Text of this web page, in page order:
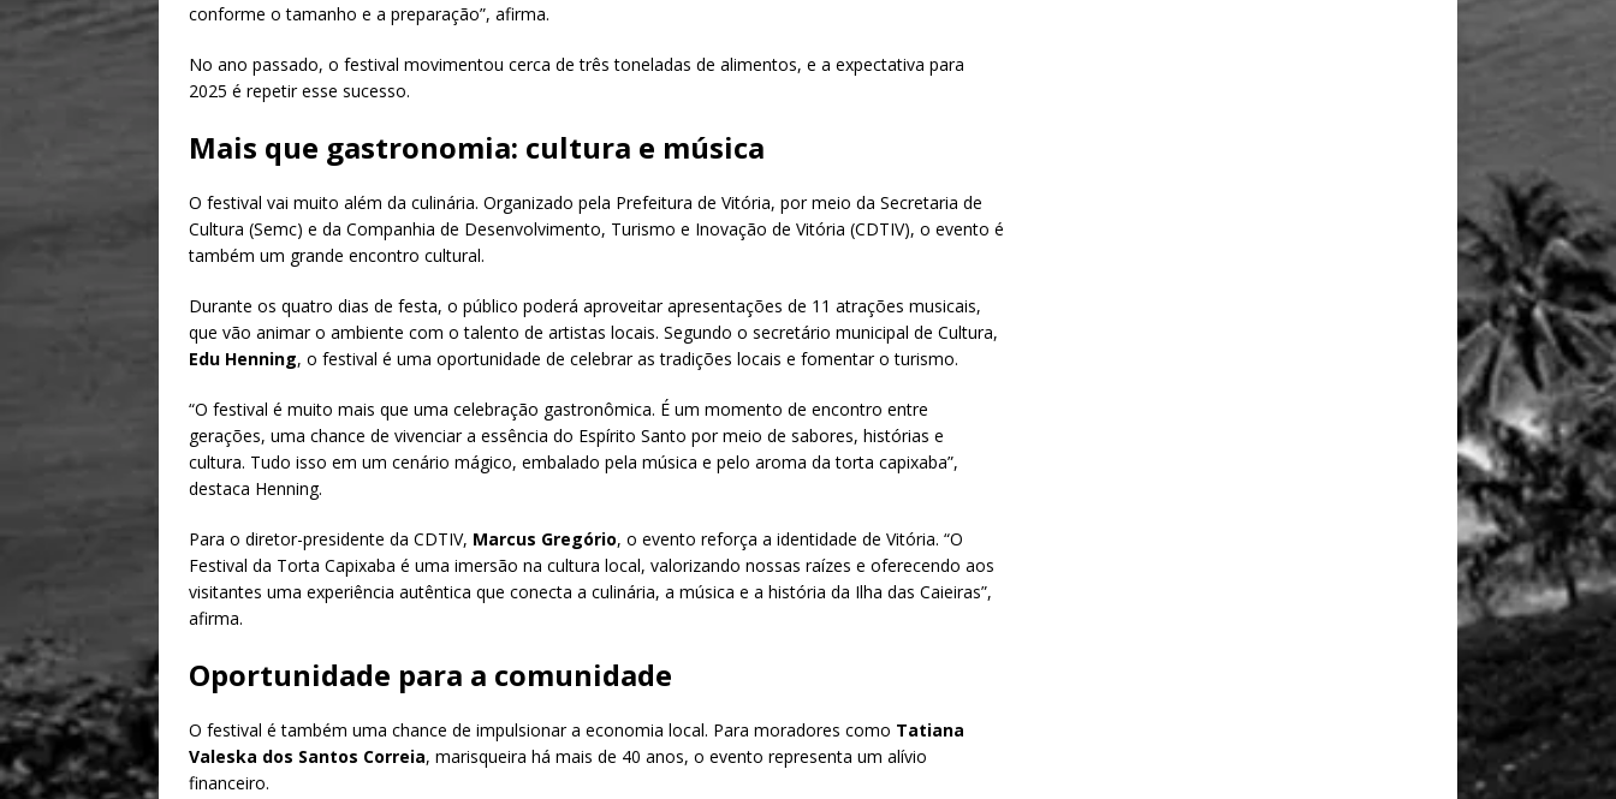
conforme o tamanho e a preparação”, afirma.
No ano passado, o festival movimentou cerca de três toneladas de alimentos, e a expectativa para
2025 é repetir esse sucesso.
Mais que gastronomia: cultura e música
O festival vai muito além da culinária. Organizado pela Prefeitura de Vitória, por meio da Secretaria de
Cultura (Semc) e da Companhia de Desenvolvimento, Turismo e Inovação de Vitória (CDTIV), o evento é
também um grande encontro cultural.
Durante os quatro dias de festa, o público poderá aproveitar apresentações de 11 atrações musicais,
que vão animar o ambiente com o talento de artistas locais. Segundo o secretário municipal de Cultura,
Edu Henning, o festival é uma oportunidade de celebrar as tradições locais e fomentar o turismo.
“O festival é muito mais que uma celebração gastronômica. É um momento de encontro entre
gerações, uma chance de vivenciar a essência do Espírito Santo por meio de sabores, histórias e
cultura. Tudo isso em um cenário mágico, embalado pela música e pelo aroma da torta capixaba”,
destaca Henning.
Para o diretor-presidente da CDTIV, Marcus Gregório, o evento reforça a identidade de Vitória. “O
Festival da Torta Capixaba é uma imersão na cultura local, valorizando nossas raízes e oferecendo aos
visitantes uma experiência autêntica que conecta a culinária, a música e a história da Ilha das Caieiras”,
afirma.
Oportunidade para a comunidade
O festival é também uma chance de impulsionar a economia local. Para moradores como Tatiana
Valeska dos Santos Correia, marisqueira há mais de 40 anos, o evento representa um alívio
financeiro.